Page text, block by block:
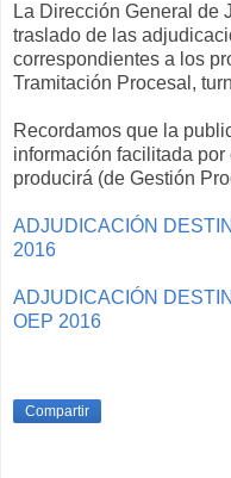
La Dirección General de
traslado de las
correspondientes a los
Tramitación Procesal,
Recordamos que la
información facilitada
producirá (de Gestión
ADJUDICACIÓN
2016
ADJUDICACIÓN
OEP 2016
Compartir